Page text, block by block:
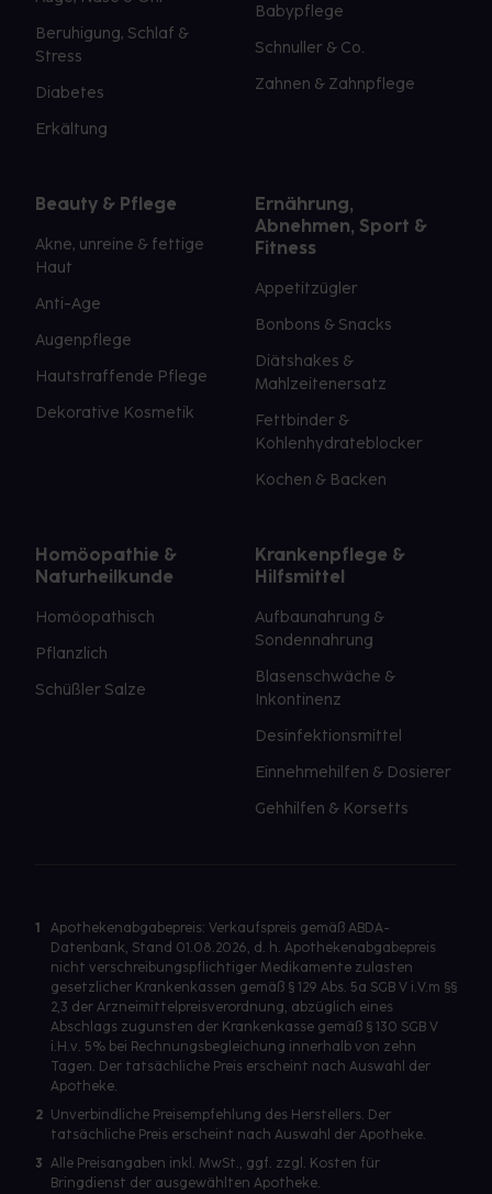
Beruhigung, Schlaf &
Stress
Diabetes
Erkältung
Babypflege
Schnuller & Co.
Zahnen & Zahnpflege
Beauty & Pflege
Akne, unreine & fettige
Haut
Anti-Age
Augenpflege
Hautstraffende Pflege
Dekorative Kosmetik
Ernährung,
Abnehmen, Sport &
Fitness
Appetitzügler
Bonbons & Snacks
Diätshakes &
Mahlzeitenersatz
Fettbinder &
Kohlenhydrateblocker
Kochen & Backen
Homöopathie &
Naturheilkunde
Homöopathisch
Pflanzlich
Schüßler Salze
Krankenpflege &
Hilfsmittel
Aufbaunahrung &
Sondennahrung
Blasenschwäche &
Inkontinenz
Desinfektionsmittel
Einnehmehilfen & Dosierer
Gehhilfen & Korsetts
1
Apothekenabgabepreis: Verkaufspreis gemäß ABDA-
Datenbank, Stand 01.08.2026, d. h. Apothekenabgabepreis
nicht verschreibungspflichtiger Medikamente zulasten
gesetzlicher Krankenkassen gemäß § 129 Abs. 5a SGB V i.V.m §§
2,3 der Arzneimittelpreisverordnung, abzüglich eines
Abschlags zugunsten der Krankenkasse gemäß § 130 SGB V
i.H.v. 5% bei Rechnungsbegleichung innerhalb von zehn
Tagen. Der tatsächliche Preis erscheint nach Auswahl der
Apotheke.
2 Unverbindliche Preisempfehlung des Herstellers. Der
tatsächliche Preis erscheint nach Auswahl der Apotheke.
3 Alle Preisangaben inkl. MwSt., ggf. zzgl. Kosten für
Bringdienst der ausgewählten Apotheke.